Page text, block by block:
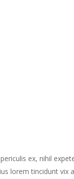
ex, nihil
lorem tincidunt